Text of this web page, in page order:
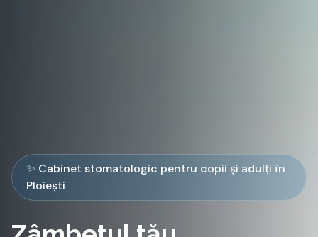
✨ Cabinet stomatologic pentru copii și adulți în
Ploiești